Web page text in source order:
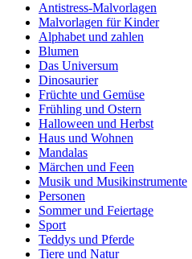
Antistress-Malvorlagen
Malvorlagen für Kinder
Alphabet und zahlen
Blumen
Das Universum
Dinosaurier
Früchte und Gemüse
Frühling und Ostern
Halloween und Herbst
Haus und Wohnen
Mandalas
Märchen und Feen
Musik und Musikinstrumente
Personen
Sommer und Feiertage
Sport
Teddys und Pferde
Tiere und Natur